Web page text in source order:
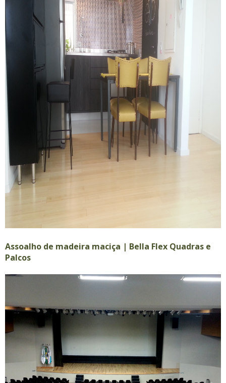
Assoalho de madeira maciça | Bella Flex Quadras e
Palcos